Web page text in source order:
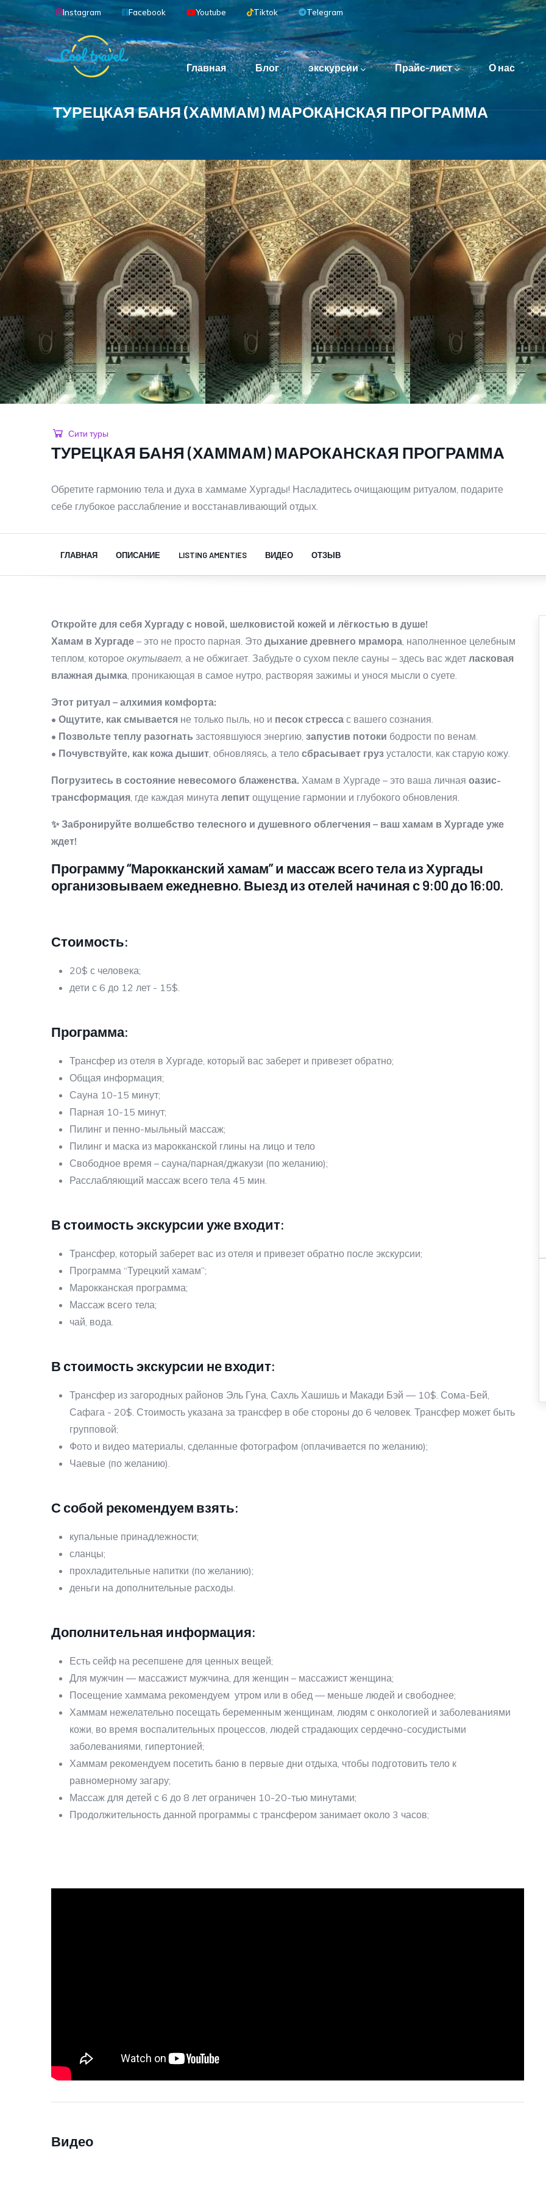
Перейти к основному содержанию
Instagram Facebook Youtube Tiktok
Telegram
Main navigation
Главная Блог экскурсии Прайс-лист О нас
ТУРЕЦКАЯ БАНЯ (ХАММАМ) МАРОКАНСКАЯ ПРОГРАММА
Сити туры
ТУРЕЦКАЯ БАНЯ (ХАММАМ) МАРОКАНСКАЯ ПРОГРАММА
Обретите гармонию тела и духа в хаммаме Хургады! Насладитесь очищающим ритуалом, подарите
себе глубокое расслабление и восстанавливающий отдых.
ГЛАВНАЯ ОПИСАНИЕ LISTING AMENTIES ВИДЕО ОТЗЫВ
Откройте для себя Хургаду с новой, шелковистой кожей и лёгкостью в душе!
Хамам в Хургаде – это не просто парная. Это дыхание древнего мрамора, наполненное целебным
теплом, которое окутывает, а не обжигает. Забудьте о сухом пекле сауны – здесь вас ждет ласковая
влажная дымка, проникающая в самое нутро, растворяя зажимы и унося мысли о суете.
Этот ритуал – алхимия комфорта:
• Ощутите, как смывается не только пыль, но и песок стресса с вашего сознания.
• Позвольте теплу разогнать застоявшуюся энергию, запустив потоки бодрости по венам.
• Почувствуйте, как кожа дышит, обновляясь, а тело сбрасывает груз усталости, как старую кожу.
Погрузитесь в состояние невесомого блаженства. Хамам в Хургаде – это ваша личная оазис-
трансформация, где каждая минута лепит ощущение гармонии и глубокого обновления.
✨ Забронируйте волшебство телесного и душевного облегчения – ваш хамам в Хургаде уже
ждет!
Программу “Марокканский хамам” и массаж всего тела из Хургады
организовываем ежедневно. Выезд из отелей начиная с 9:00 до 16:00.
Стоимость:
20$ с человека;
дети с 6 до 12 лет - 15$.
Программа:
Трансфер из отеля в Хургаде, который вас заберет и привезет обратно;
Общая информация;
Сауна 10-15 минут;
Парная 10-15 минут;
Пилинг и пенно-мыльный массаж;
Пилинг и маска из марокканской глины на лицо и тело
Свободное время – сауна/парная/джакузи (по желанию);
Расслабляющий массаж всего тела 45 мин.
В стоимость экскурсии уже входит:
Трансфер, который заберет вас из отеля и привезет обратно после экскурсии;
Программа “Турецкий хамам”;
Марокканская программа;
Массаж всего тела;
чай, вода.
В стоимость экскурсии не входит:
Трансфер из загородных районов Эль Гуна, Сахль Хашишь и Макади Бэй — 10$. Сома-Бей,
Сафага - 20$. Стоимость указана за трансфер в обе стороны до 6 человек. Трансфер может быть
групповой;
Фото и видео материалы, сделанные фотографом (оплачивается по желанию);
Чаевые (по желанию).
С собой рекомендуем взять:
купальные принадлежности;
сланцы;
прохладительные напитки (по желанию);
деньги на дополнительные расходы.
Дополнительная информация:
Есть сейф на ресепшене для ценных вещей;
Для мужчин ― массажист мужчина, для женщин – массажист женщина;
Посещение хаммама рекомендуем утром или в обед — меньше людей и свободнее;
Хаммам нежелательно посещать беременным женщинам, людям с онкологией и заболеваниями
кожи, во время воспалительных процессов, людей страдающих сердечно-сосудистыми
заболеваниями, гипертонией;
Хаммам рекомендуем посетить баню в первые дни отдыха, чтобы подготовить тело к
равномерному загару;
Массаж для детей с 6 до 8 лет ограничен 10-20-тью минутами;
Продолжительность данной программы с трансфером занимает около 3 часов;
Видео
Александр (Гость)
ЛУКСОР